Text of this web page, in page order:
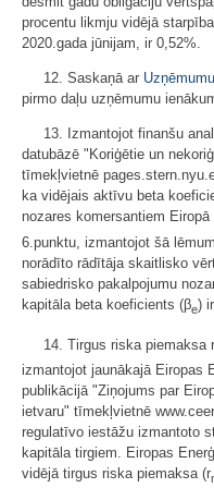
procentu likmju vidējā
2020.gada jūnijam, ir 0,52%.
12. Saskaņā ar
pirmo daļu uzņēmumu
13. Izmantojot finanšu
datubāzē "Koriģētie un
tīmekļvietnē
ka vidējais aktīvu beta
nozares komersantiem Eiropā
6.punktu, izmantojot šā
norādīto rādītāja skaitlisko
sabiedrisko pakalpojumu
kapitāla beta koeficients (βe)
14. Tirgus riska piemaksa r
izmantojot jaunākajā Eiropas
publikācijā "Ziņojums par
ietvaru" tīmekļvietnē
regulatīvo iestāžu izmantoto
kapitāla tirgiem. Eiropas
vidējā tirgus riska piemaksa (r